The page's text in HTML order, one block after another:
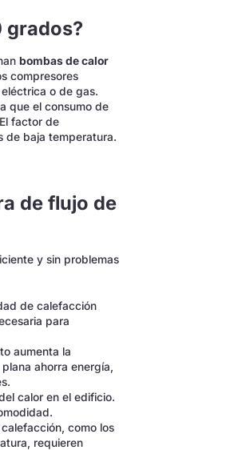
grados?
bombas de calor
compresores
o de gas.
que el consumo de
factor de
de baja temperatura.
de flujo de
y sin problemas
de calefacción
para
aumenta la
ahorra energía,
calor en el edificio.
como los
requieren